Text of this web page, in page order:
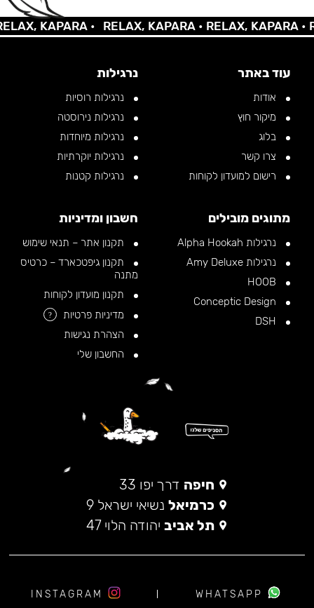
KAPARA • RELAX, KAPARA •RELAX, KAPARA •
עוד באתר
אודות
מיקור חוץ
בלוג
צרו קשר
רישום למועדון לקוחות
נרגילות
נרגילות רוסיות
נרגילות נירוסטה
נרגילות מיוחדות
נרגילות יוקרתיות
נרגילות קטנות
מתוגים מובילים
נרגילות Alpha Hookah
נרגילות Amy Deluxe
חשבון ומדיניות
תקנון אתר – תנאי שימוש
תקנון גיפטכארד – כרטיס
מתנה
תקנון מועדון לקוחות
מדיניות פרטיות
?
הצהרת נגישות
החשבון שלי
חיפה דרך יפו 33
כרמיאל נשיאי ישראל 9
תל אביב יהודה הלוי 47
WHATSAPP
INSTAGRAM